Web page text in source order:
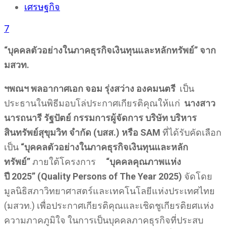
เศรษฐกิจ
7
“บุคคลตัวอย่างในภาคธุรกิจเงินทุนและหลักทรัพย์” จาก
มสวท.
ฯพณฯ พลอากาศเอก จอม รุ่งสว่าง องคมนตรี เป็น
ประธานในพิธีมอบโล่ประกาศเกียรติคุณให้แก่ นางสาว
นารถนารี รัฐปัตย์ กรรมการผู้จัดการ บริษัท บริหาร
สินทรัพย์สุขุมวิท จำกัด (บสส.) หรือ SAM ที่ได้รับคัดเลือก
เป็น “บุคคลตัวอย่างในภาคธุรกิจเงินทุนและหลัก
ทรัพย์”ภายใต้โครงการ “บุคคลคุณภาพแห่ง
ปี 2025” (Quality Persons of The Year 2025) จัดโดย
มูลนิธิสภาวิทยาศาสตร์และเทคโนโลยีแห่งประเทศไทย
(มสวท.) เพื่อประกาศเกียรติคุณและเชิดชูเกียรติยศแห่ง
ความภาคภูมิใจ ในการเป็นบุคคลภาคธุรกิจที่ประสบ